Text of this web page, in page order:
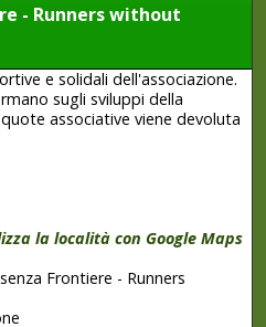
- Runners without
e solidali dell'associazione.
sugli sviluppi della
associative viene devoluta
la località con Google Maps
Frontiere - Runners